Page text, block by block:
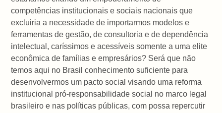
competências institucionais e sociais nacionais que
excluiria a necessidade de importarmos modelos e
ferramentas de gestão, de consultoria e de dependência
intelectual, caríssimos e acessíveis somente a uma elite
econômica de famílias e empresários? Será que não
temos aqui no Brasil conhecimento suficiente para
desenvolvermos um pacto social visando uma reforma
institucional pró-responsabilidade social no marco legal
brasileiro e nas políticas públicas, com possa repercutir